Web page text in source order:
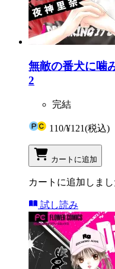
無敵の番犬に噛
2
完結
110/¥121(税込)
カートに追加
カートに追加しまし
試し読み